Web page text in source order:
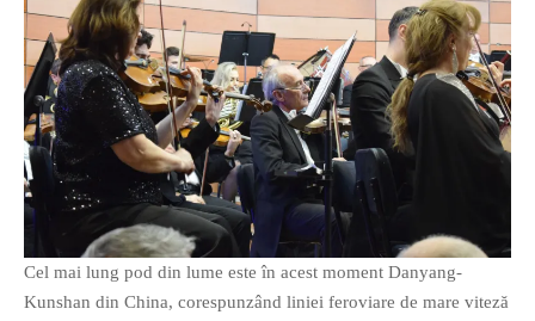
O poveste in care sexul se
confunda cu dragostea,
cinismul cu idealismul si
poezia cu umorul.
DESCARCĂ!
Cel mai lung pod din lume este în acest moment Danyang-
Kunshan din China, corespunzând liniei feroviare de mare viteză